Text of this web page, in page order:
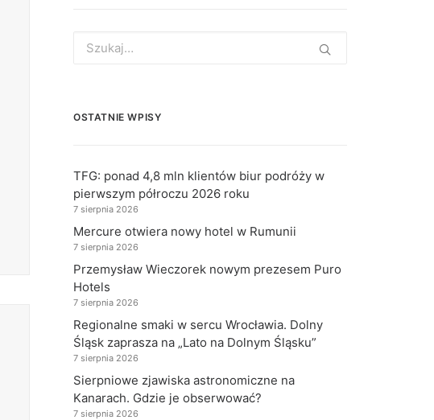
for:
OSTATNIE WPISY
TFG: ponad 4,8 mln klientów biur podróży w
pierwszym półroczu 2026 roku
7 sierpnia 2026
Mercure otwiera nowy hotel w Rumunii
7 sierpnia 2026
Przemysław Wieczorek nowym prezesem Puro
Hotels
7 sierpnia 2026
Regionalne smaki w sercu Wrocławia. Dolny
Śląsk zaprasza na „Lato na Dolnym Śląsku”
7 sierpnia 2026
Sierpniowe zjawiska astronomiczne na
Kanarach. Gdzie je obserwować?
7 sierpnia 2026